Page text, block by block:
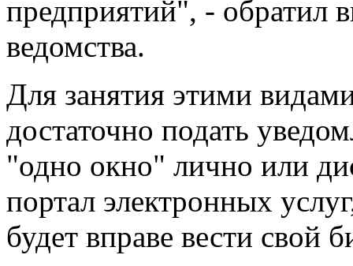
предприятий", - обратил
ведомства.
Для занятия этими
достаточно подать
"одно окно" лично или
портал электронных
будет вправе вести свой